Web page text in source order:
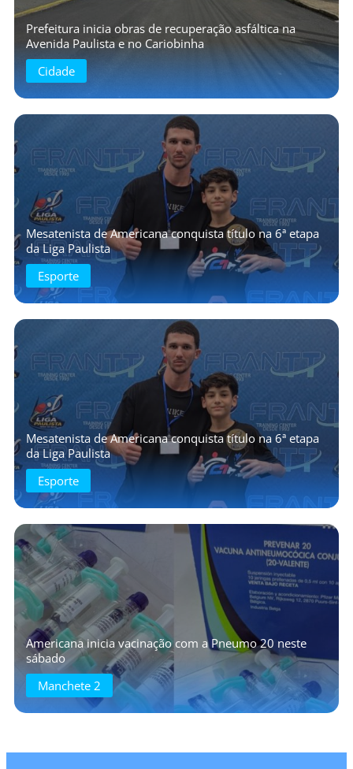
Prefeitura inicia obras de recuperação asfáltica na
Avenida Paulista e no Cariobinha
Cidade
Mesatenista de Americana conquista título na 6ª etapa
da Liga Paulista
Esporte
Mesatenista de Americana conquista título na 6ª etapa
da Liga Paulista
Esporte
Americana inicia vacinação com a Pneumo 20 neste
sábado
Manchete 2